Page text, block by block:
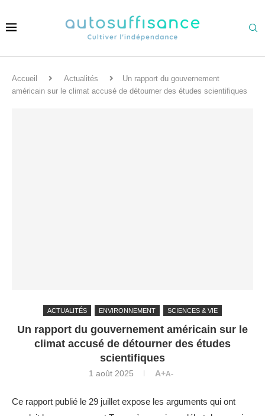
Accueil Actualités
Un rapport du gouvernement
américain sur le climat accusé de détourner des études scientifiques
ACTUALITÉS ENVIRONNEMENT SCIENCES & VIE
Un rapport du gouvernement américain sur le
climat accusé de détourner des études
scientifiques
1 août 2025 A+A-
Ce rapport publié le 29 juillet expose les arguments qui ont